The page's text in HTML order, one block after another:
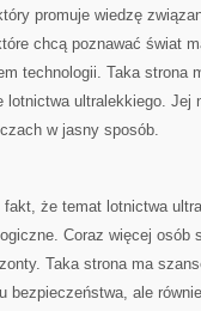
promuje wiedzę
chcą poznawać świat
technologii. Taka strona
ultralekkiego. Jej
w jasny sposób.
że temat lotnictwa
Coraz więcej
Taka strona ma
bezpieczeństwa, ale